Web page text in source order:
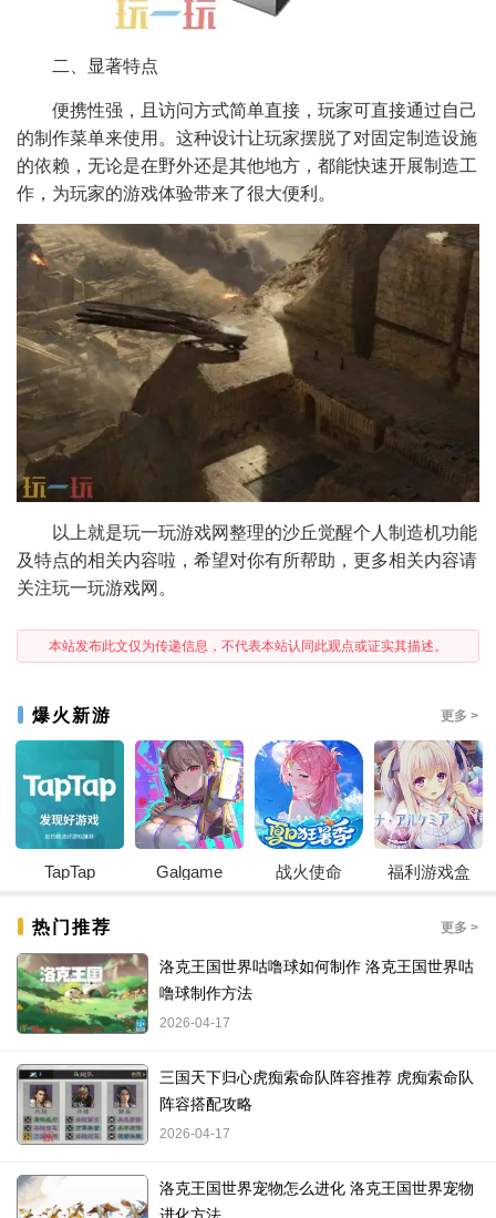
二、显著特点
便携性强，且访问方式简单直接，玩家可直接通过自己
的制作菜单来使用。这种设计让玩家摆脱了对固定制造设施
的依赖，无论是在野外还是其他地方，都能快速开展制造工
作，为玩家的游戏体验带来了很大便利。​
以上就是玩一玩游戏网整理的沙丘觉醒个人制造机功能
及特点的相关内容啦，希望对你有所帮助，更多相关内容请
关注玩一玩游戏网。​
本站发布此文仅为传递信息，不代表本站认同此观点或证实其描述。
爆火新游 更多 >
TapTap Galgame 战火使命 福利游戏盒
热门推荐 更多 >
洛克王国世界咕噜球如何制作 洛克王国世界咕
噜球制作方法
2026-04-17
三国天下归心虎痴索命队阵容推荐 虎痴索命队
阵容搭配攻略
2026-04-17
洛克王国世界宠物怎么进化 洛克王国世界宠物